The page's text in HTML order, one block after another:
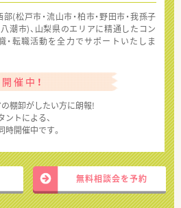
(松戸市・流山市・柏市・野田市・我孫子
潮市)、山梨県のエリアに精通したコン
・転職活動を全力でサポートいたしま
催中！
棚卸がしたい方に朗報!
トによる、
開催中です。
無料相談会を予約